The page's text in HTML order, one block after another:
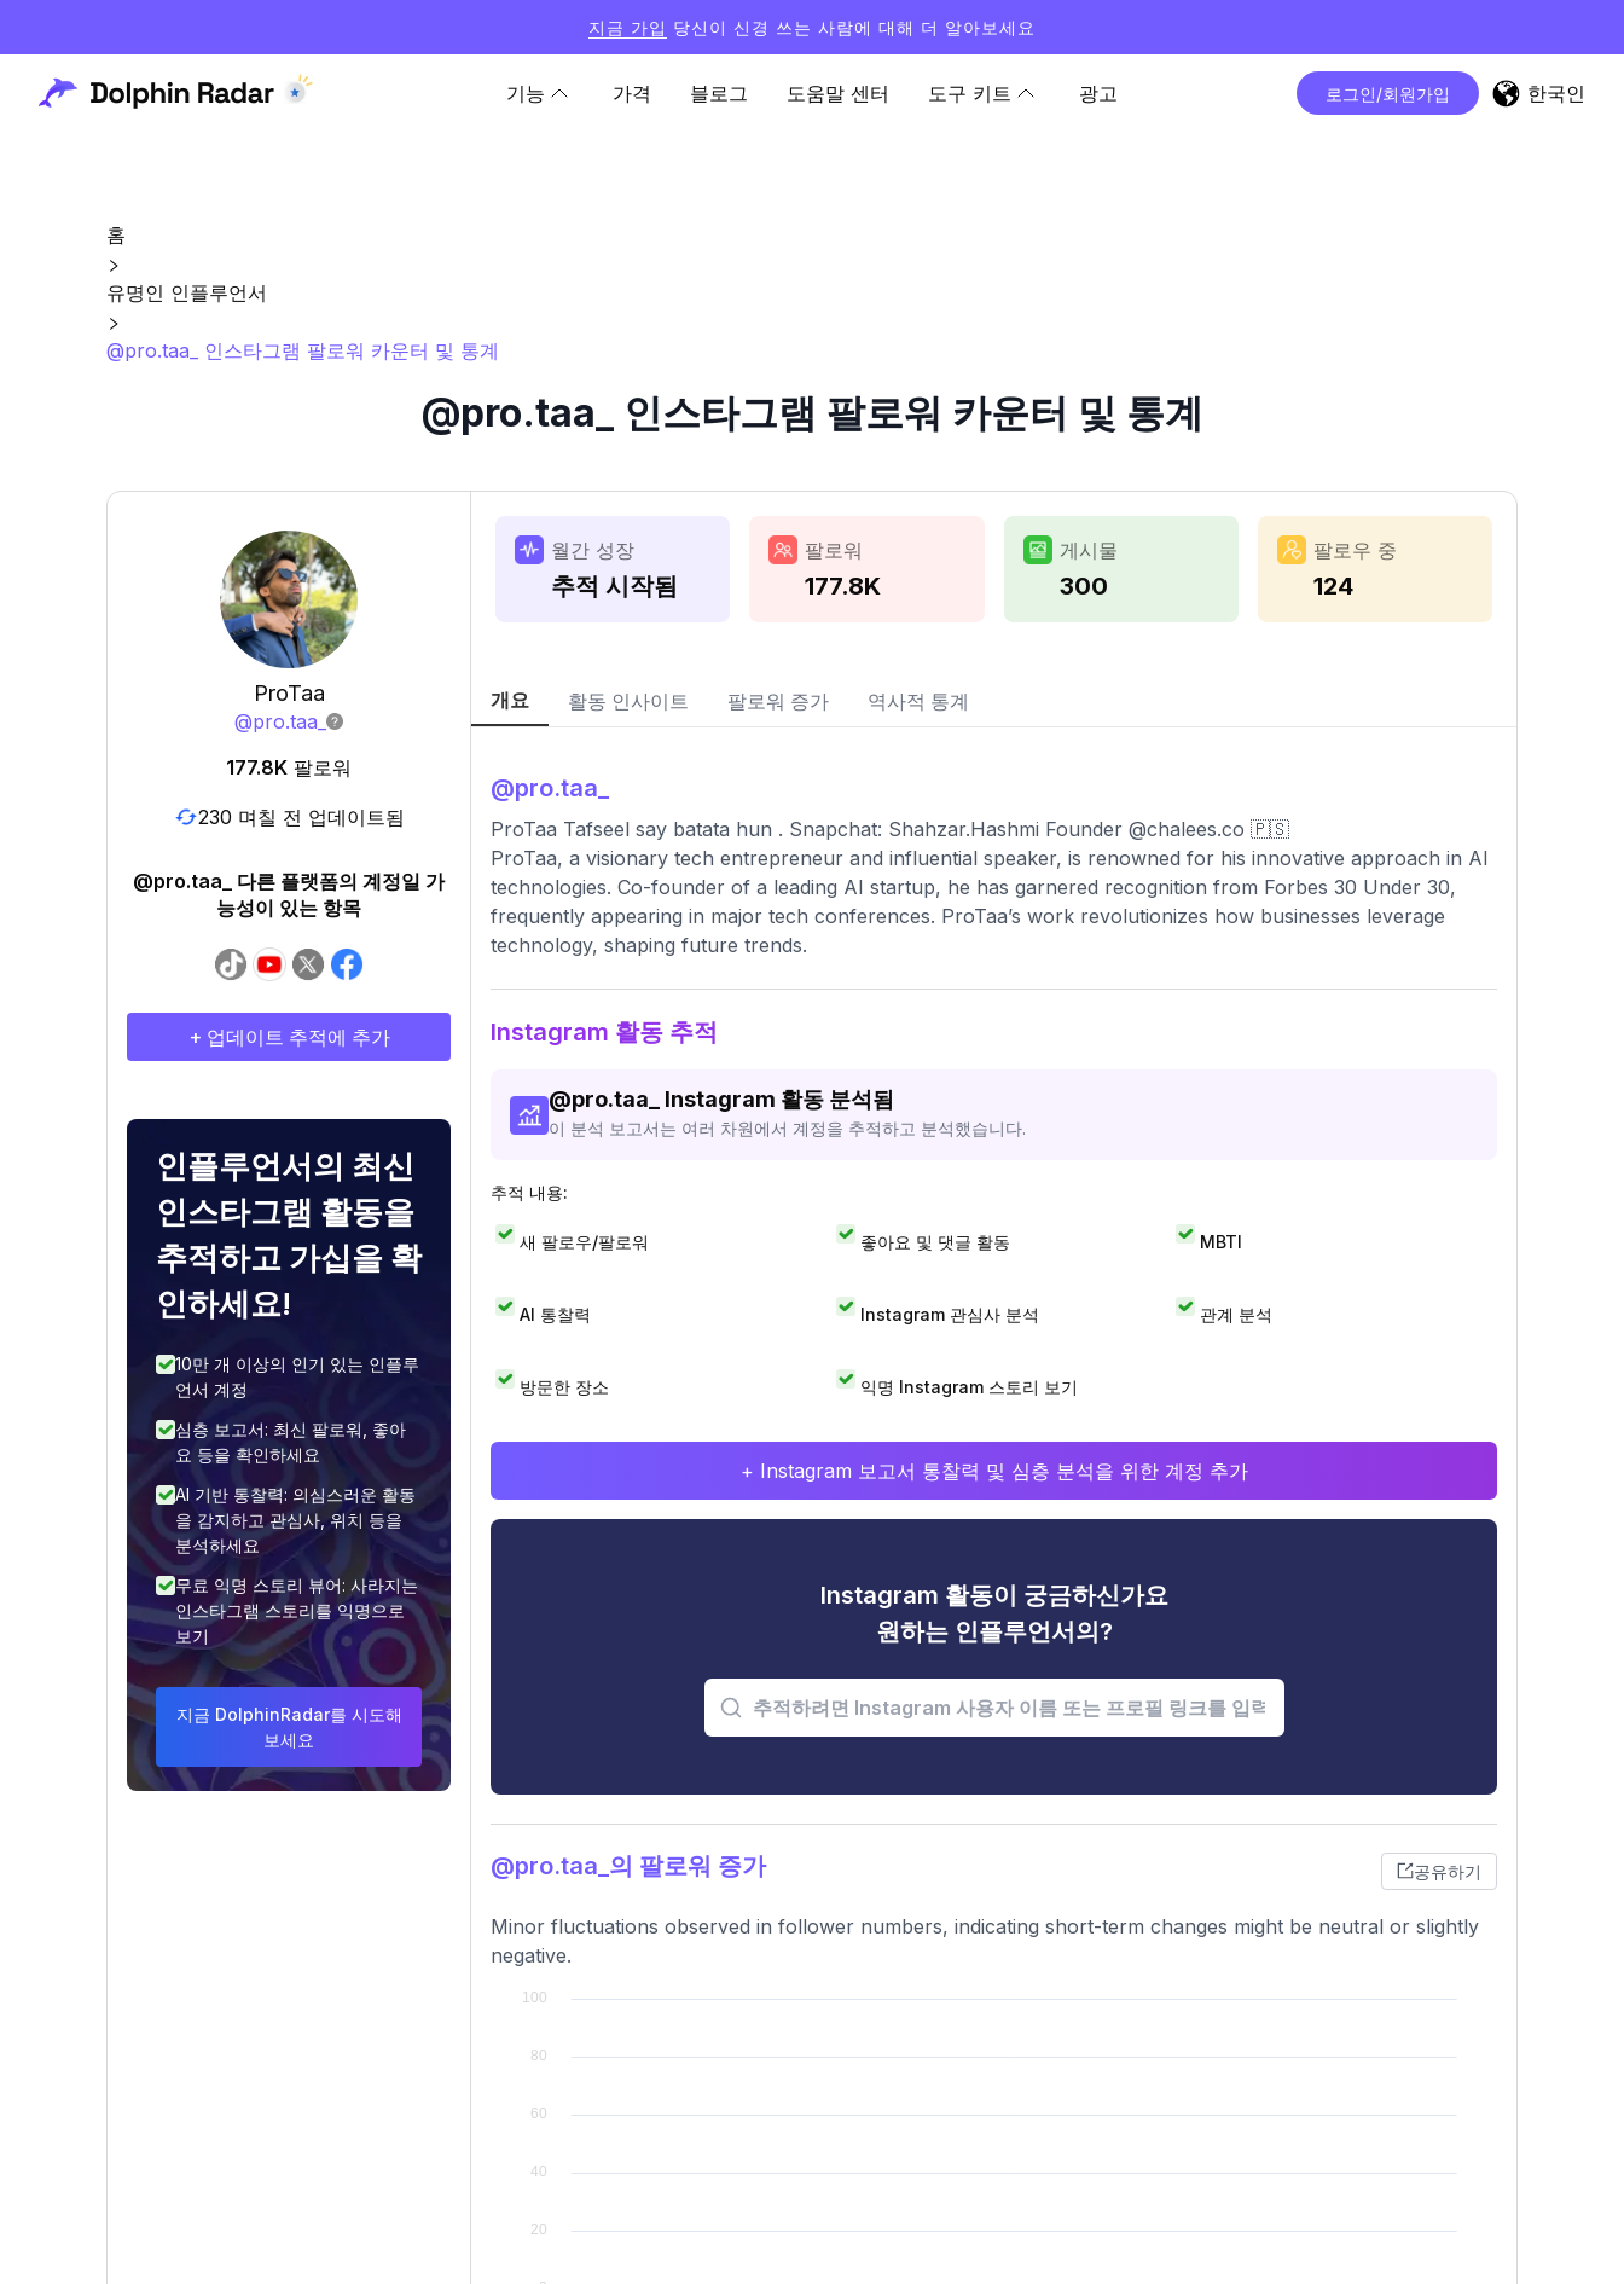
지금 가입 당신이 신경 쓰는 사람에 대해 더 알아보세요
기능 가격 블로그 도움말 센터 도구 키트 광고 로그인/회원가입 한국인
홈
유명인 인플루언서
@pro.taa_ 인스타그램 팔로워 카운터 및 통계
@pro.taa_ 인스타그램 팔로워 카운터 및 통계
ProTaa
@pro.taa_
177.8K 팔로워
230 며칠 전 업데이트됨
@pro.taa_ 다른 플랫폼의 계정일 가
능성이 있는 항목
+ 업데이트 추적에 추가
인플루언서의 최신
인스타그램 활동을
추적하고 가십을 확
인하세요!
10만 개 이상의 인기 있는 인플루
언서 계정
심층 보고서: 최신 팔로워, 좋아
요 등을 확인하세요
AI 기반 통찰력: 의심스러운 활동
을 감지하고 관심사, 위치 등을
분석하세요
무료 익명 스토리 뷰어: 사라지는
인스타그램 스토리를 익명으로
보기
지금 DolphinRadar를 시도해
보세요
월간 성장
추적 시작됨
팔로워
177.8K
게시물
300
팔로우 중
124
개요 활동 인사이트 팔로워 증가 역사적 통계
@pro.taa_
ProTaa Tafseel say batata hun . Snapchat: Shahzar.Hashmi Founder @chalees.co 🇵🇸
ProTaa, a visionary tech entrepreneur and influential speaker, is renowned for his innovative approach in AI
technologies. Co-founder of a leading AI startup, he has garnered recognition from Forbes 30 Under 30,
frequently appearing in major tech conferences. ProTaa’s work revolutionizes how businesses leverage
technology, shaping future trends.
Instagram 활동 추적
@pro.taa_ Instagram 활동 분석됨
이 분석 보고서는 여러 차원에서 계정을 추적하고 분석했습니다.
추적 내용:
새 팔로우/팔로워 좋아요 및 댓글 활동 MBTI
AI 통찰력 Instagram 관심사 분석 관계 분석
방문한 장소 익명 Instagram 스토리 보기
+ Instagram 보고서 통찰력 및 심층 분석을 위한 계정 추가
Instagram 활동이 궁금하신가요
원하는 인플루언서의?
@pro.taa_의 팔로워 증가 공유하기
Minor fluctuations observed in follower numbers, indicating short-term changes might be neutral or slightly
negative.